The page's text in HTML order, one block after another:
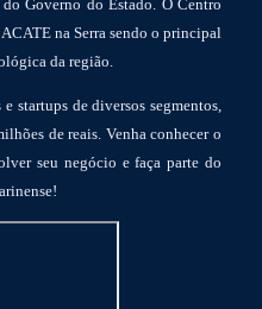
Governo do Estado. O Centro
na Serra sendo o principal
da região.
startups de diversos segmentos,
de reais. Venha conhecer o
seu negócio e faça parte do